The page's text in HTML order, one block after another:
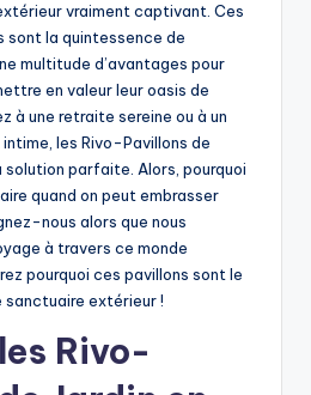
vraiment captivant. Ces
la quintessence de
multitude d’avantages pour
en valeur leur oasis de
à une retraite sereine ou à un
les Rivo-Pavillons de
parfaite. Alors, pourquoi
quand on peut embrasser
nous alors que nous
à travers ce monde
pourquoi ces pavillons sont le
sanctuaire extérieur !
Rivo-